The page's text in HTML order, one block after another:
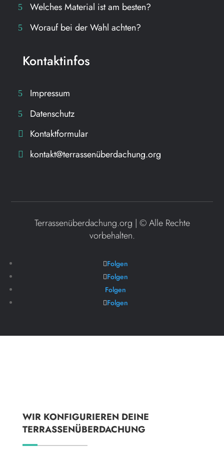
Welches Material ist am besten?
Worauf bei der Wahl achten?
Kontaktinfos
Impressum
Datenschutz
Kontaktformular
kontakt@terrassenüberdachung.org
Terrassenüberdachung.org | ©Alle Rechte
vorbehalten.
Folgen
Folgen
Folgen
Folgen
WIR KONFIGURIEREN DEINE
TERRASSENÜBERDACHUNG